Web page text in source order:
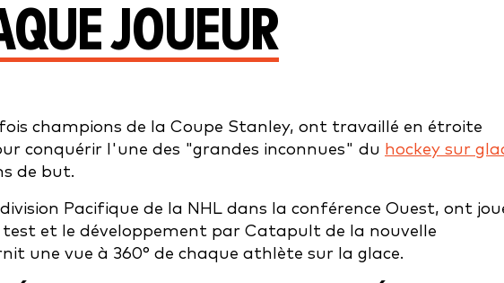
JOUEUR
fois champions de la Coupe Stanley, ont travaillé en étroite
conquérir l'une des "grandes inconnues" du hockey sur
de but.
Pacifique de la NHL dans la conférence Ouest, ont
et le développement par Catapult de la nouvelle
une vue à 360° de chaque athlète sur la glace.